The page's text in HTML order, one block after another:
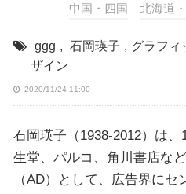
中国・四国 北海道
ggg , 石岡瑛子 , グラフィ
ザイン
2020/11/24 11:00
石岡瑛子（1938-2012）は
生堂、パルコ、角川書店な
（AD）として、広告界に